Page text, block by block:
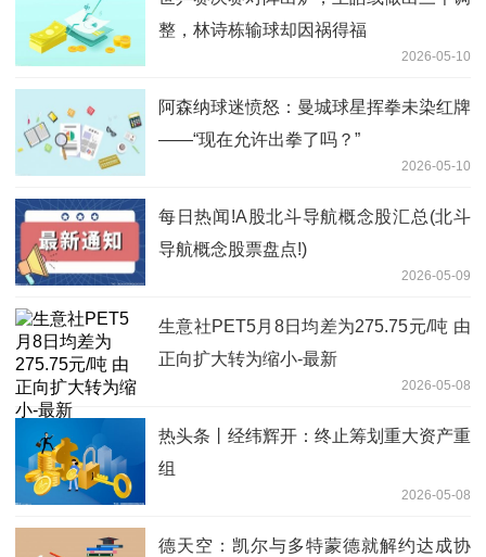
整，林诗栋输球却因祸得福
2026-05-10
阿森纳球迷愤怒：曼城球星挥拳未染红牌
——“现在允许出拳了吗？”
2026-05-10
每日热闻!A股北斗导航概念股汇总(北斗
导航概念股票盘点!)
2026-05-09
生意社PET5月8日均差为275.75元/吨 由
正向扩大转为缩小-最新
2026-05-08
热头条丨经纬辉开：终止筹划重大资产重
组
2026-05-08
德天空：凯尔与多特蒙德就解约达成协